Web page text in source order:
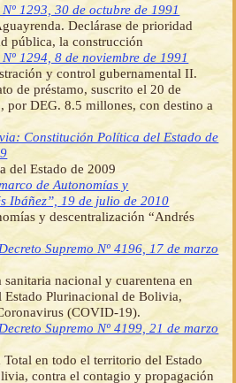
1293, 30 de octubre de 1991
Declárase de prioridad
pública, la construcción
1294, 8 de noviembre de 1991
y control gubernamental II.
de préstamo, suscrito el 20 de
por DEG. 8.5 millones, con destino a
Constitución Política del Estado de
del Estado de 2009
de Autonomías y
Ibáñez”, 19 de julio de 2010
y descentralización “Andrés
Supremo Nº 4196, 17 de marzo
sanitaria nacional y cuarentena en
Plurinacional de Bolivia,
(COVID-19).
Supremo Nº 4199, 21 de marzo
Total en todo el territorio del Estado
contra el contagio y propagación